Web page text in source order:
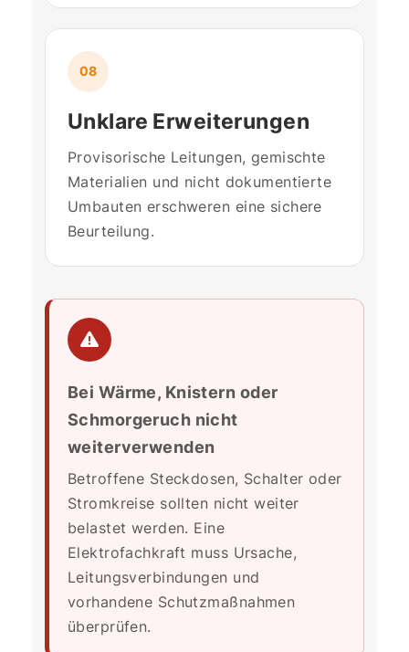
08
Unklare Erweiterungen
Provisorische Leitungen, gemischte
Materialien und nicht dokumentierte
Umbauten erschweren eine sichere
Beurteilung.
Bei Wärme, Knistern oder
Schmorgeruch nicht
weiterverwenden
Betroffene Steckdosen, Schalter oder
Stromkreise sollten nicht weiter
belastet werden. Eine
Elektrofachkraft muss Ursache,
Leitungsverbindungen und
vorhandene Schutzmaßnahmen
überprüfen.